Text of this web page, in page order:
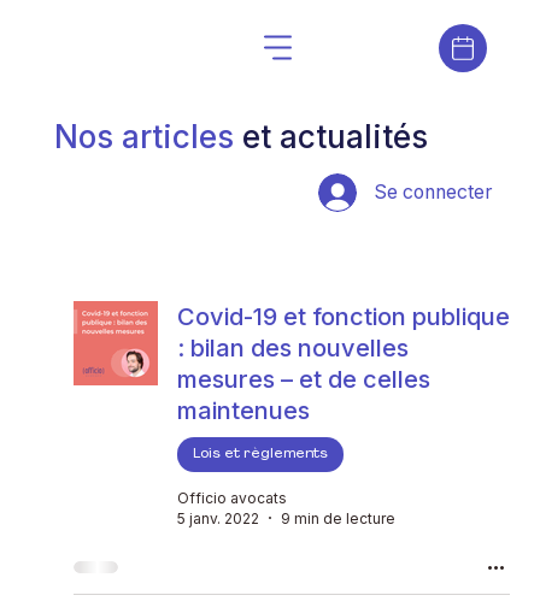
Nos articles et actualités
Se connecter
Covid-19 et fonction publique
: bilan des nouvelles
mesures – et de celles
maintenues
Lois et règlements
Officio avocats
5 janv. 2022
9 min de lecture